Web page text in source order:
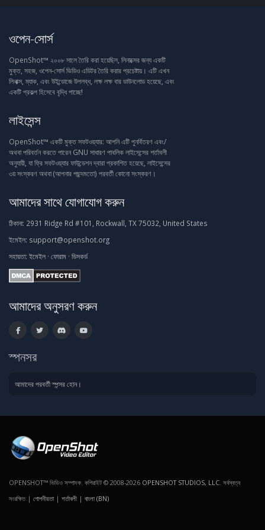
ওপেন-সোর্স
OpenShot™ ২০০৮ সালে তৈরি করা হয়েছিল, লিনাক্সের জন্য একটি
মুক্ত, সহজ, ওপেন-সোর্স ভিডিও এডিটর তৈরি করার প্রচেষ্টায়। এটি এখন
লিনাক্স, ম্যাক, এবং উইন্ডোজে উপলব্ধ, লক্ষ লক্ষ বার ডাউনলোড হয়েছে, এবং
একটি প্রকল্প হিসেবে বৃদ্ধি পাচ্ছে!
লাইসেন্স
OpenShot™ একটি মুক্ত সফটওয়্যার: আপনি এটি পুনর্বিতরণ এবং/
অথবা পরিবর্তন করতে পারেন GNU সাধারণ পাবলিক লাইসেন্সের শর্তাবলী
অনুযায়ী, যা ফ্রি সফটওয়্যার ফাউন্ডেশন দ্বারা প্রকাশিত হয়েছে, লাইসেন্সের
৩য় সংস্করণ অথবা (আপনার পছন্দমতো) পরবর্তী কোনো সংস্করণ।
আমাদের সাথে যোগাযোগ করুন
ঠিকানা: 2931 Ridge Rd #101, Rockwall, TX 75032, United States
ইমেইল: support@openshot.org
সহায়তা: ইমেইল · ফোরাম · ডিসকর্ড
আমাদের অনুসরণ করুন
স্পনসর
আমাদের পরবর্তী স্পন্সর হোন।
OPENSHOT™ ভিডিও সম্পাদক. কপিরাইট © 2008-2026 OPENSHOT STUDIOS, LLC . সর্বস্বত্ব
সংরক্ষিত | গোপনীয়তা | শর্তাবলী | বাংলা (BN)